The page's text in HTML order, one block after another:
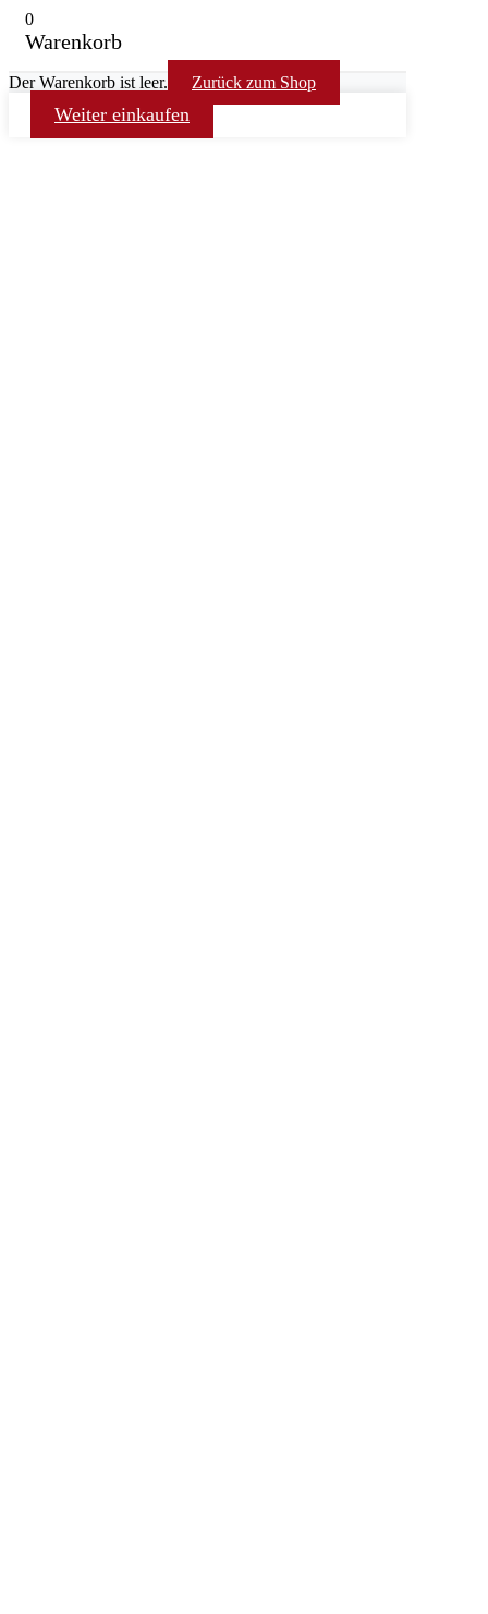
0
Warenkorb
Der Warenkorb ist leer. Zurück zum Shop
Weiter einkaufen